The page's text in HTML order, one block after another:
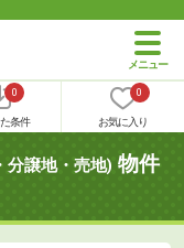
0
条件
0
お気に入り
分譲地・売地) 物件